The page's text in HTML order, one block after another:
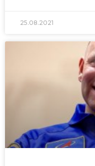
25.08.2021